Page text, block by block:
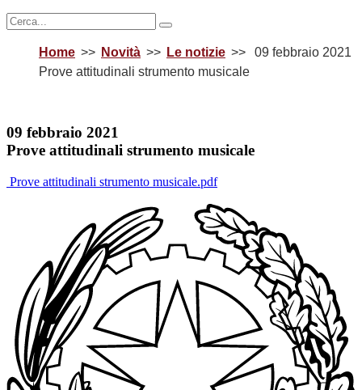
Home Novità Le notizie
09 febbraio 2021
Prove attitudinali strumento musicale
09 febbraio 2021
Prove attitudinali strumento musicale
Prove attitudinali strumento musicale.pdf